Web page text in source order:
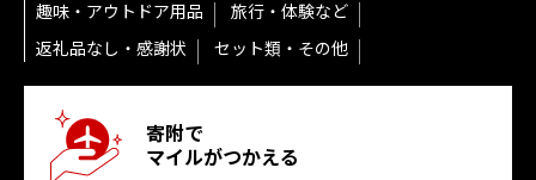
趣味・アウトドア用品
旅行・体験など
返礼品なし・感謝状
セット類・その他
寄附で
マイルがつかえる